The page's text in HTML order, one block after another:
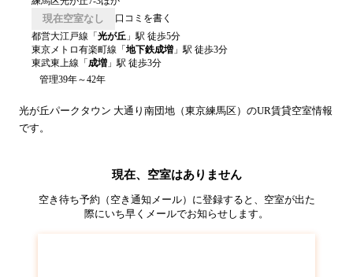
現在空室なし
口コミを書く
都営大江戸線 「光が丘 」駅 徒歩5分
東京メトロ有楽町線 「地下鉄成増 」駅 徒歩3分
東武東上線 「成増 」駅 徒歩3分
管理39年～42年
光が丘パークタウン 大通り南団地（東京練馬区）のUR賃貸空室情報
です。
現在、空室はありません
空き待ち予約（空き通知メール）に登録すると、空室が出た
際にいち早くメールでお知らせします。